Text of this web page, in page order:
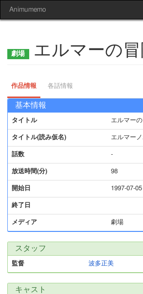
Animumemo
エルマーの冒
作品情報 各話情報
基本情報
タイトル エルマー
タイトル(読み仮名) エルマー
話数 -
放送時間(分) 98
開始日 1997-07-05
終了日
メディア 劇場
スタッフ
監督 波多正美
キャスト